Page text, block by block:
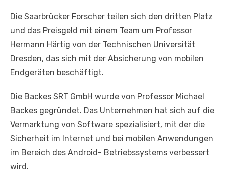
Die Saarbrücker Forscher teilen sich den dritten Platz
und das Preisgeld mit einem Team um Professor
Hermann Härtig von der Technischen Universität
Dresden, das sich mit der Absicherung von mobilen
Endgeräten beschäftigt.
Die Backes SRT GmbH wurde von Professor Michael
Backes gegründet. Das Unternehmen hat sich auf die
Vermarktung von Software spezialisiert, mit der die
Sicherheit im Internet und bei mobilen Anwendungen
im Bereich des Android- Betriebssystems verbessert
wird.